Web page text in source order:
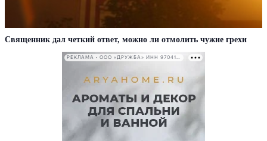
Священник дал четкий ответ, можно ли отмолить чужие грехи
РЕКЛАМА • ООО «ДРУЖБА» ИНН 9704146411